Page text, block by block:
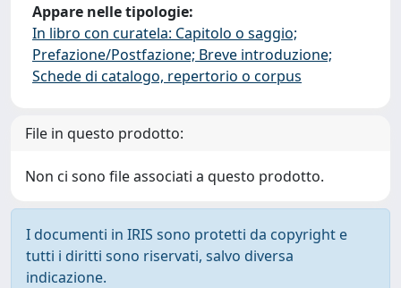
Appare nelle tipologie:
In libro con curatela: Capitolo o saggio;
Prefazione/Postfazione; Breve introduzione;
Schede di catalogo, repertorio o corpus
File in questo prodotto:
Non ci sono file associati a questo prodotto.
I documenti in IRIS sono protetti da copyright e
tutti i diritti sono riservati, salvo diversa
indicazione.